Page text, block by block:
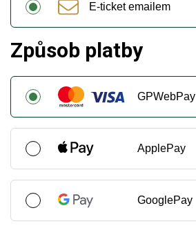
E-ticket emailem
Způsob platby
GPWebPay
ApplePay
GooglePay